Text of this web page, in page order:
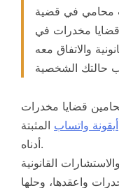
محامي في قضية
مخدرات في
والاتفاق معه
قضايا مخدرات
أيقونة واتساب المثبتة
أدناه.
القانونية
واعقدها، وحلها